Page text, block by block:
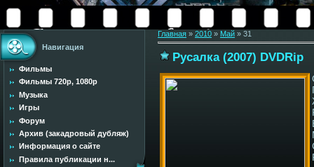
Навигация
Фильмы
Фильмы 720p, 1080p
Музыка
Игры
Форум
Архив (закадровый дубляж)
Информация о сайте
Правила публикации н...
Главная » 2010 » Май » 31
Русалка (2007) DVDRip